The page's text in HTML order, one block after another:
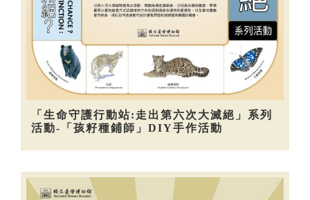
「生命守護行動站:走出第六次大滅絕」系列
活動-「孩籽種鋪師」DIY手作活動